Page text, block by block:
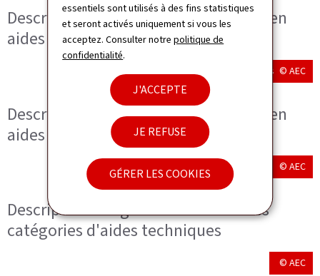
essentiels sont utilisés à des fins statistiques
et seront activés uniquement si vous les
acceptez. Consulter notrepolitique de
confidentialité.
J'ACCEPTE
JE REFUSE
GÉRER LES COOKIES
Description image 1 - Les demandes en
aides et soins
Les demandes en aides techniques © AEC
Description image 2 - Les demandes en
aides techniques
© AEC
Description image 3 - Les différentes
catégories d'aides techniques
© AEC